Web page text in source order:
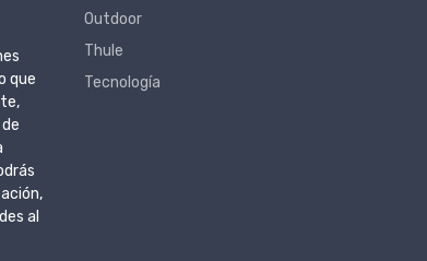
que
al
Outdoor
Thule
Tecnología